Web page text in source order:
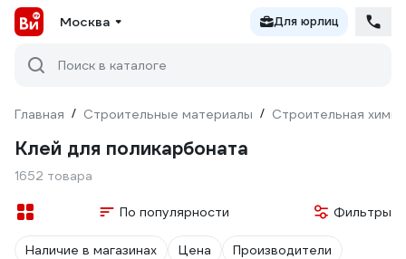
Москва Для юрлиц
Поиск в каталоге
Главная / Строительные материалы / Строительная химия
Клей для поликарбоната
1652 товара
По популярности Фильтры
Наличие в магазинах Цена Производители